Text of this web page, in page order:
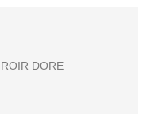
DORE